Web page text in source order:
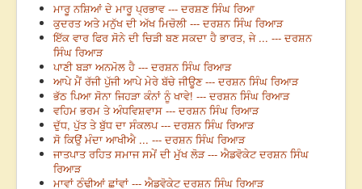
ਮਾਰੂ ਨਸ਼ਿਆਂ ਦੇ ਮਾਰੂ ਪ੍ਰਭਾਵ --- ਦਰਸ਼ਣ ਸਿੰਘ ਰਿਆ
ਕੁਦਰਤ ਅਤੇ ਮਨੁੱਖ ਦੀ ਅੱਖ ਮਿਚੋਲੀ --- ਦਰਸ਼ਨ ਸਿੰਘ ਰਿਆੜ
ਇੱਕ ਵਾਰ ਫਿਰ ਸੋਨੇ ਦੀ ਚਿੜੀ ਬਣ ਸਕਦਾ ਹੈ ਭਾਰਤ, ਜੇ ... --- ਦਰਸ਼ਨ
ਸਿੰਘ ਰਿਆੜ
ਪਾਣੀ ਬੜਾ ਅਨਮੋਲ ਹੈ --- ਦਰਸ਼ਨ ਸਿੰਘ ਰਿਆੜ
ਆਪੇ ਮੈਂ ਰੱਜੀ ਪੁੱਜੀ ਆਪੇ ਮੇਰੇ ਬੱਚੇ ਜੀਊਣ --- ਦਰਸ਼ਨ ਸਿੰਘ ਰਿਆੜ
ਭੱਠ ਪਿਆ ਸੋਨਾ ਜਿਹੜਾ ਕੰਨਾਂ ਨੂੰ ਖਾਵੇ! --- ਦਰਸ਼ਨ ਸਿੰਘ ਰਿਆੜ
ਵਹਿਮ ਭਰਮ ਤੇ ਅੰਧਵਿਸ਼ਵਾਸ --- ਦਰਸ਼ਨ ਸਿੰਘ ਰਿਆੜ
ਦੁੱਧ, ਪੁੱਤ ਤੇ ਬੁੱਧ ਦਾ ਸੰਕਲਪ --- ਦਰਸ਼ਨ ਸਿੰਘ ਰਿਆੜ
ਸੋ ਕਿਉਂ ਮੰਦਾ ਆਖੀਐ ... --- ਦਰਸ਼ਨ ਸਿੰਘ ਰਿਆੜ
ਜਾਤਪਾਤ ਰਹਿਤ ਸਮਾਜ ਸਮੇਂ ਦੀ ਮੁੱਖ ਲੋੜ --- ਐਡਵੋਕੇਟ ਦਰਸ਼ਨ ਸਿੰਘ
ਰਿਆੜ
ਮਾਵਾਂ ਠੰਢੀਆਂ ਛਾਂਵਾਂ --- ਐਡਵੋਕੇਟ ਦਰਸ਼ਨ ਸਿੰਘ ਰਿਆੜ